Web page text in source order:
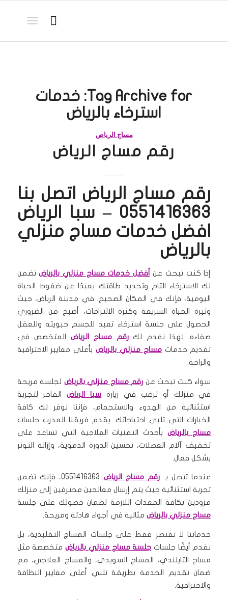
Tag Archive for: خدمات
استرخاء بالرياض
مساج الرياض
رقم مساج الرياض
رقم مساج الرياض اتصل بنا
0551416363 – سبا الرياض
افضل خدمات مساج منزلي
بالرياض
إذا كنت تبحث عن أفضل خدمات مساج منزلي بالرياضتضمن
لك الاسترخاء التام وتجديد طاقتك بعيدًا عن ضغوط الحياة
اليومية، فإنك في المكان الصحيح. في مدينة الرياض، حيث
وتيرة الحياة السريعة وكثرة الالتزامات، أصبح من الضروري
الحصول على جلسة استرخاء تعيد للجسم حيويته وللعقل
صفاءه. لهذا نقدم لكرقم مساج الرياض المتخصص في
تقديم خدماتمساج منزلي بالرياضبأعلى معايير الاحترافية
والراحة.
سواء كنت تبحث عن رقم مساج منزلي بالرياض لجلسة مريحة
في منزلك أو ترغب في زيارة سبا الرياضالفاخر لتجربة
استثنائية من الهدوء والاستجمام، فإننا نوفر لك كافة
الخيارات التي تلبي احتياجاتك. يقدم فريقنا المدرب جلسات
مساج بالرياض بأحدث التقنيات العلاجية التي تساعد على
تخفيف آلام العضلات، تحسين الدورة الدموية، وإزالة التوتر
بشكل فعال.
عندما تتصل بـ رقم مساج الرياض
0551416363، فإنك تضمن
تجربة استثنائية حيث يتم إرسال معالجين محترفين إلى منزلك
مزودين بكافة المعدات اللازمة لضمان حصولك على جلسة
مساج منزلي بالرياضمثالية في أجواء هادئة ومريحة.
خدماتنا لا تقتصر فقط على جلسات المساج التقليدية، بل
نقدم أيضًا جلسات جلسة مساج منزلي بالرياضمتخصصة مثل
مساج التايلندي، المساج السويدي، والمساج العلاجي، مع
ضمان تقديم الخدمة بطريقة تلبي أعلى معايير النظافة
والاحترافية.